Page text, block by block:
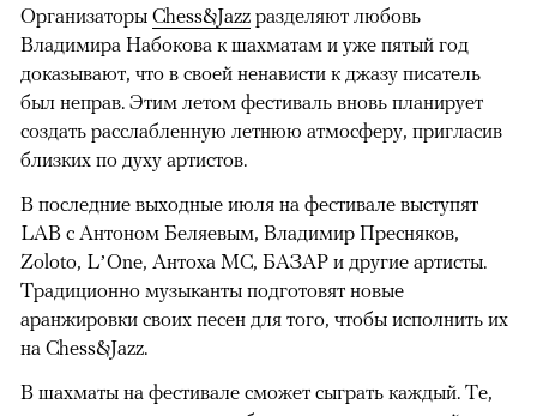
Организаторы Chess&Jazz разделяют любовь
Владимира Набокова к шахматам и уже пятый год
доказывают, что в своей ненависти к джазу писатель
был неправ. Этим летом фестиваль вновь планирует
создать расслабленную летнюю атмосферу, пригласив
близких по духу артистов.
В последние выходные июля на фестивале выступят
LAB с Антоном Беляевым, Владимир Пресняков,
Zoloto, L’One, Антоха MC, БАЗАР и другие артисты.
Традиционно музыканты подготовят новые
аранжировки своих песен для того, чтобы исполнить их
на Chess&Jazz.
В шахматы на фестивале сможет сыграть каждый. Те,